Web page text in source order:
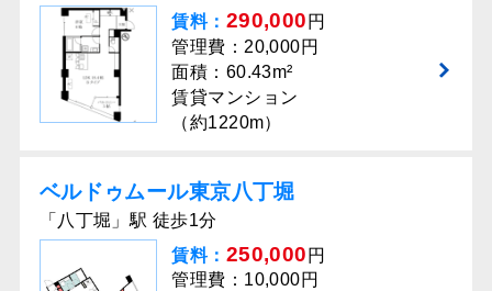
賃料： 290,000 円
管理費：20,000円
面積：60.43m²
賃貸マンション
（約1220m）
ベルドゥムール東京⼋丁堀
「八丁堀」駅 徒歩1分
賃料： 250,000 円
管理費：10,000円